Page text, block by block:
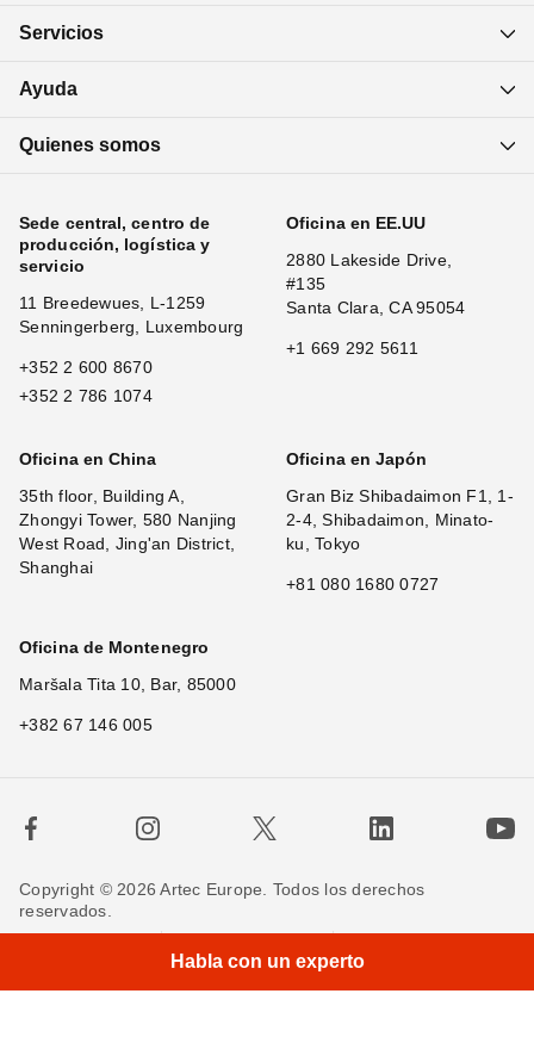
Servicios
Ayuda
Quienes somos
Sede central, centro de
producción, logística y
servicio
11 Breedewues, L-1259
Senningerberg, Luxembourg
+352 2 600 8670
+352 2 786 1074
Oficina en EE.UU
2880 Lakeside Drive,
#135
Santa Clara, CA 95054
+1 669 292 5611
Oficina en China
35th floor, Building A,
Zhongyi Tower, 580 Nanjing
West Road, Jing'an District,
Shanghai
Oficina en Japón
Gran Biz Shibadaimon F1, 1-
2-4, Shibadaimon, Minato-
ku, Tokyo
+81 080 1680 0727
Oficina de Montenegro
Maršala Tita 10, Bar, 85000
+382 67 146 005
Copyright © 2026 Artec Europe. Todos los derechos
reservados.
Política de privacidad
Política de cookies
Habla con un experto